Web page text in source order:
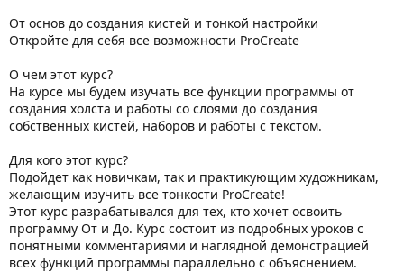
От основ до создания кистей и тонкой настройки
Откройте для себя все возможности ProCreate
О чем этот курс?
На курсе мы будем изучать все функции программы от
создания холста и работы со слоями до создания
собственных кистей, наборов и работы с текстом.
Для кого этот курс?
Подойдет как новичкам, так и практикующим художникам,
желающим изучить все тонкости ProCreate!
Этот курс разрабатывался для тех, кто хочет освоить
программу От и До. Курс состоит из подробных уроков с
понятными комментариями и наглядной демонстрацией
всех функций программы параллельно с объяснением.